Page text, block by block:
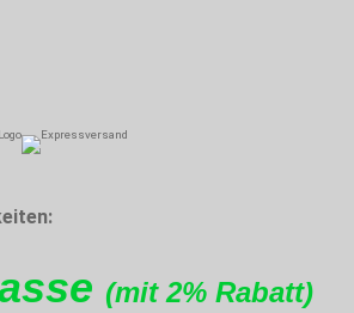
(mit 2% Rabatt)